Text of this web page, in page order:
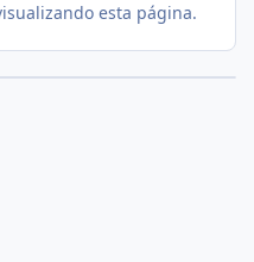
esta página.